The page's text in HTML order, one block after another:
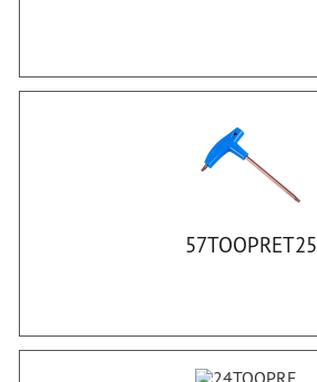
57TOOPRET25